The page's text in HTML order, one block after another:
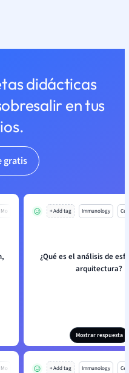
didácticas
en tus
gratis
Mo + Add tag Immunology
¿Qué es el análisis de
arquitectura?
Mostrar respuesta
Mo + Add tag Immunology